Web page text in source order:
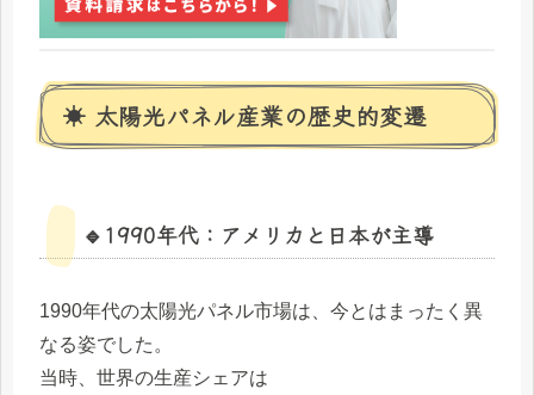
☀️ 太陽光パネル産業の歴史的変遷
🔹1990年代：アメリカと日本が主導
1990年代の太陽光パネル市場は、今とはまったく異
なる姿でした。
当時、世界の生産シェアは